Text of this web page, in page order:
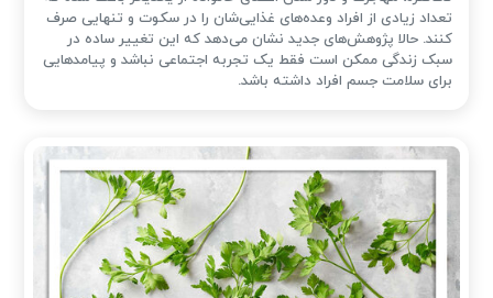
تعداد زیادی از افراد وعده‌های غذایی‌شان را در سکوت و تنهایی صرف
کنند. حالا پژوهش‌های جدید نشان می‌دهد که این تغییر ساده در
سبک زندگی ممکن است فقط یک تجربه اجتماعی نباشد و پیامدهایی
برای سلامت جسم افراد داشته باشد.